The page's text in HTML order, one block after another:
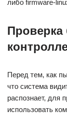
либо firmware-
Проверка
Перед тем, как
что система
распознает, для
использовать